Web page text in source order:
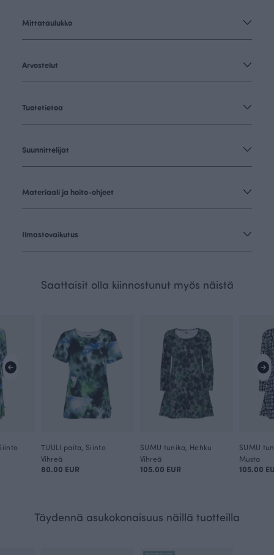
Mittataulukko
Arvostelut
Tuotetietoa
Suunnittelijat
Materiaali ja hoito-ohjeet
Ilmastovaikutus
Saattaisit olla kiinnostunut myös näistä
TUULI paita, Siinto
Vihreä
80.00 EUR
SUMU tunika, Hehku
Vihreä
105.00 EUR
SUMU
Musta
105.00
Täydennä asukokonaisuus näillä tuotteilla